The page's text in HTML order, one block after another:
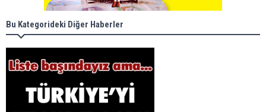
Bu Kategorideki Diğer Haberler